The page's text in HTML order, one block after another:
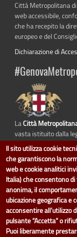
Città Metropolitana
web accessibile,
che ha recepito la
europeo e del
Dichiarazione di
LaCittà
vasta istituito dalla
Sostituisce la
Il design e la gestione
Direzione è
accedi (area
Il sito utilizza cookie
che garantiscono la
web e cookie analitici
Italia) che consentono
anonima, il
ubicazione geografica e
acconsentire all’utilizzo
pulsante “Accetta” o
Puoi liberamente